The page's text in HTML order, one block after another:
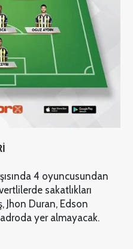
4 oyuncusundan
sakatlıkları
Jhon Duran, Edson
yer almayacak.